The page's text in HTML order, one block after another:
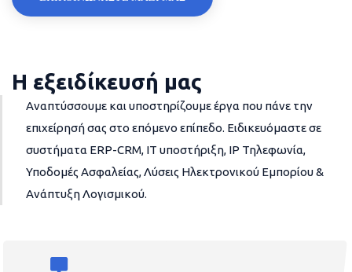
Η εξειδίκευσή μας
Αναπτύσσουμε και υποστηρίζουμε έργα που πάνε την
επιχείρησή σας στο επόμενο επίπεδο. Ειδικευόμαστε σε
συστήματα ERP-CRM, IT υποστήριξη, IP Τηλεφωνία,
Υποδομές Ασφαλείας, Λύσεις Ηλεκτρονικού Εμπορίου &
Ανάπτυξη Λογισμικού.